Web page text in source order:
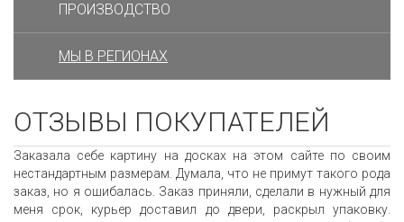
ПРОИЗВОДСТВО
МЫ В РЕГИОНАХ
ОТЗЫВЫ ПОКУПАТЕЛЕЙ
Заказала себе картину на досках на этом сайте по своим
нестандартным размерам. Думала, что не примут такого рода
заказ, но я ошибалась. Заказ приняли, сделали в нужный для
меня срок, курьер доставил до двери, раскрыл упаковку.